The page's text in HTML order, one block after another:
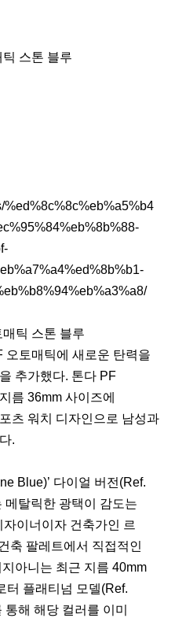
스톤 블루
%ed%8c%8c%eb%a5%b4
오토매틱에 새로운 탄력을
추가했다. 톤다 PF
름 36mm 사이즈에
츠 워치 디자인으로 남성과
.
Blue)’ 다이얼 버전(Ref.
탈릭한 광택이 감도는
이너이자 건축가인 르
축 팔레트에서 직접적인
아니는 최근 지름 40mm
터 플래티넘 모델(Ref.
해 해당 컬러를 이미